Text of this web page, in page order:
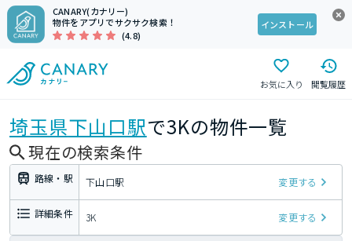
CANARY(カナリー)
物件をアプリでサクサク検索！
(4.8)
インストール
お気に入り 閲覧履歴
埼玉県下山口駅で3Kの物件一覧
現在の検索条件
路線・駅 下山口駅 変更する
詳細条件 3K 変更する